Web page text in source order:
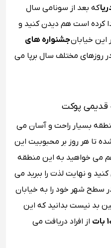
که بعد از سونامی سال
پیدا کرده است هم دیدن کنید و
خیابانجشنواره های
روزهای مختلف سال برپا می
قدیمی پوکت
بسیار راحت و آسان می
تا هر روز بر محبوبیت این
می خواهید به این منطقه
و نهایت لذت را ببرید می
سطح شهر خود را به خیابان
بد نیست بدانید که این
از افراد دریافت می